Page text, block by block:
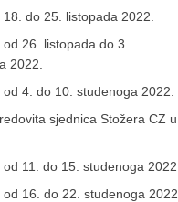
do 25. listopada 2022.
26. listopada do 3.
2022.
od 4. do 10. studenoga 2022.
sjednica Stožera CZ u
11. do 15. studenoga 2022.
od 16. do 22. studenoga 2022.